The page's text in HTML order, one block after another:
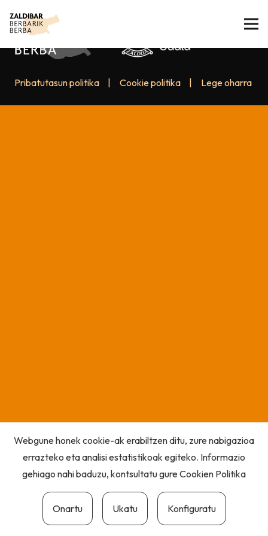
Pribatutasun politika Cookie politika Lege oharra
Webgune honek cookie-ak erabiltzen ditu, zure nabigazioa
errazteko eta analisi estatistikoak egiteko. Informazio
gehiago nahi baduzu, kontsultatu gureCookien Politika
Onartu Ukatu Konfiguratu